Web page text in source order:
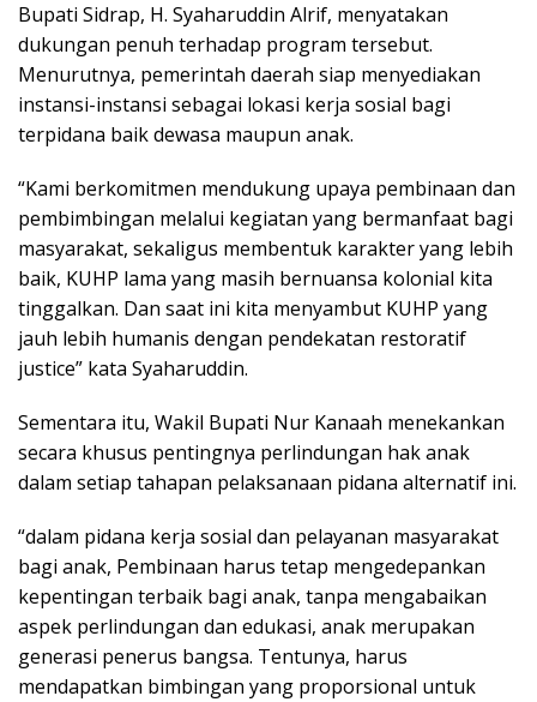
Bupati Sidrap, H. Syaharuddin Alrif, menyatakan
dukungan penuh terhadap program tersebut.
Menurutnya, pemerintah daerah siap menyediakan
instansi-instansi sebagai lokasi kerja sosial bagi
terpidana baik dewasa maupun anak.
“Kami berkomitmen mendukung upaya pembinaan dan
pembimbingan melalui kegiatan yang bermanfaat bagi
masyarakat, sekaligus membentuk karakter yang lebih
baik, KUHP lama yang masih bernuansa kolonial kita
tinggalkan. Dan saat ini kita menyambut KUHP yang
jauh lebih humanis dengan pendekatan restoratif
justice” kata Syaharuddin.
Sementara itu, Wakil Bupati Nur Kanaah menekankan
secara khusus pentingnya perlindungan hak anak
dalam setiap tahapan pelaksanaan pidana alternatif ini.
“dalam pidana kerja sosial dan pelayanan masyarakat
bagi anak, Pembinaan harus tetap mengedepankan
kepentingan terbaik bagi anak, tanpa mengabaikan
aspek perlindungan dan edukasi, anak merupakan
generasi penerus bangsa. Tentunya, harus
mendapatkan bimbingan yang proporsional untuk